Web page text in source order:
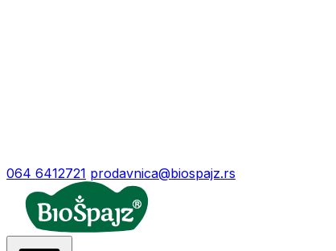
064 6412721 prodavnica@biospajz.rs